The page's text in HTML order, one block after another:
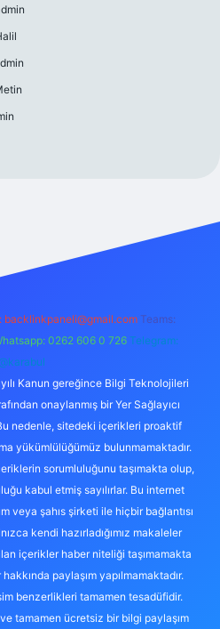
backlinkpaneli@gmail.com Teams:
0262 606 0 726 Telegram:
@karabul
Kanun gereğince Bilgi Teknolojileri
onaylanmış bir Yer Sağlayıcı
nedenle, sitedeki içerikleri proaktif
yükümlülüğümüz bulunmamaktadır.
sorumluluğunu taşımakta olup,
kabul etmiş sayılırlar. Bu internet
veya şahıs şirketi ile hiçbir bağlantısı
kendi hazırladığımız makaleler
içerikler haber niteliği taşımamakta
paylaşım yapılmamaktadır.
benzerlikleri tamamen tesadüfidir.
tamamen ücretsiz bir bilgi paylaşım